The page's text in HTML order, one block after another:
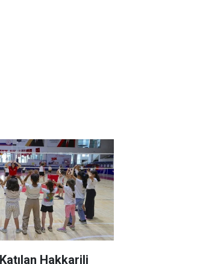
Hakkarili